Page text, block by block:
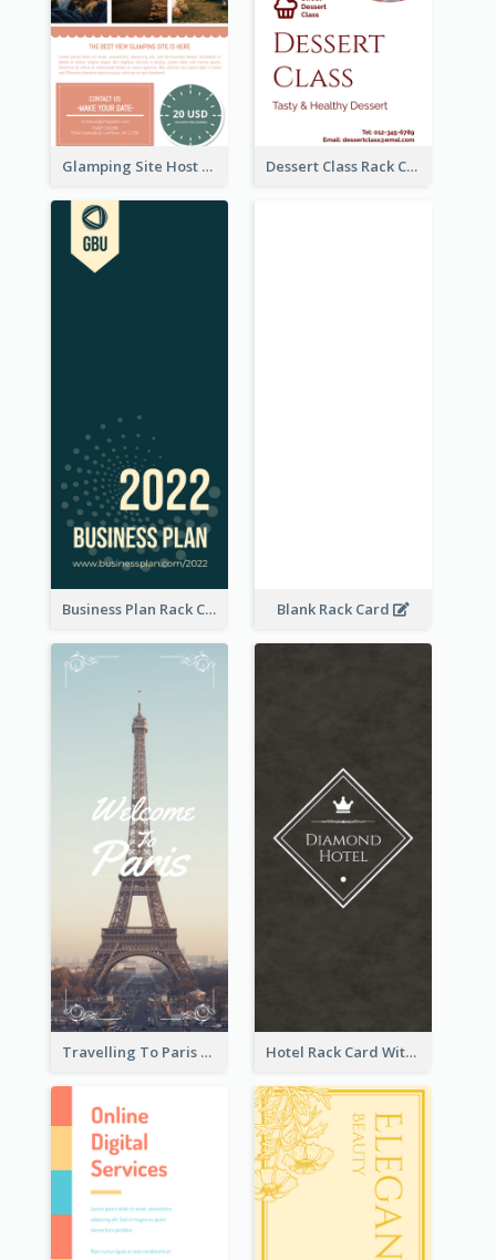
Glamping Site Host Rack Card Dessert Class Rack Card
Business Plan Rack Card Blank Rack Card
Travelling To Paris Rack Card Hotel Rack Card With Details